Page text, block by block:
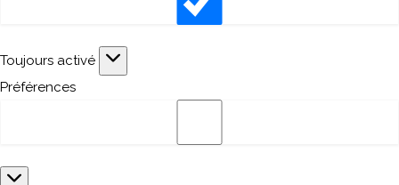
Fonctionnel
Toujours activé
Préférences
Préférences